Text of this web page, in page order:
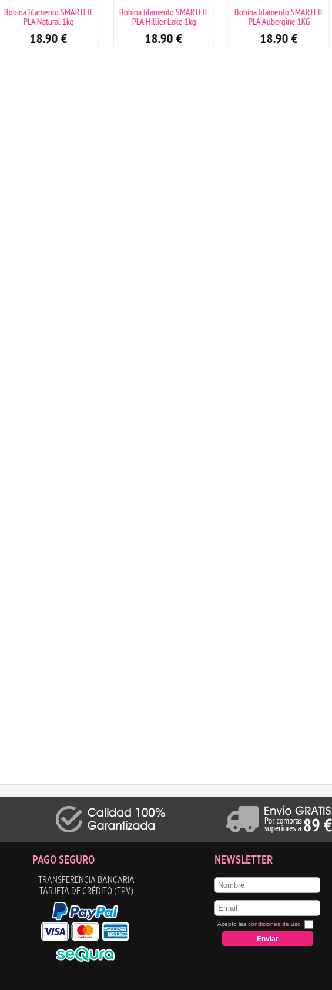
Bobina filamento SMARTFIL
PLA Natural 1kg
18.90€
Bobina filamento SMARTFIL
PLA Hillier Lake 1kg
18.90€
Bobina filamento SMARTFIL
PLA Aubergine 1KG
18.90€
PAGO SEGURO
TRANSFERENCIA BANCARIA
TARJETA DE CRÉDITO (TPV)
NEWSLETTER
Acepto las condiciones de uso